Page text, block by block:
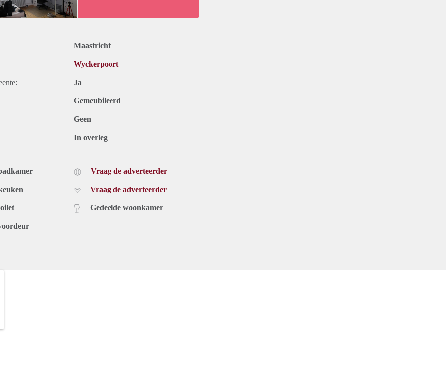
Maastricht
Wyckerpoort
Ja
Gemeubileerd
Geen
In overleg
Vraag de adverteerder
Vraag de adverteerder
Gedeelde woonkamer